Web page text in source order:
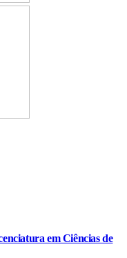
em Ciências de